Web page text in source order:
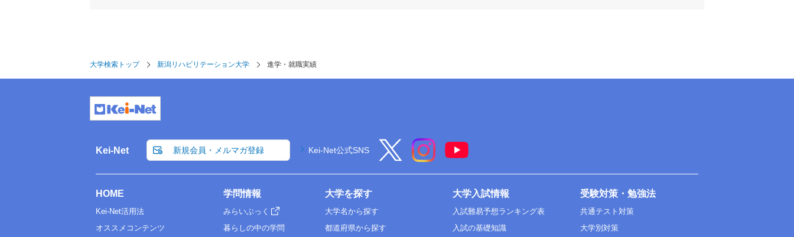
大学検索トップ 新潟リハビリテーション大学 進学・就職実績
Kei-Net 新規会員・メルマガ登録 Kei-Net公式SNS
HOME
Kei-Net活用法
オススメコンテンツ
学問情報
みらいぶっく
暮らしの中の学問
大学を探す
大学名から探す
都道府県から探す
大学入試情報
入試難易予想ランキング表
入試の基礎知識
受験対策・勉強法
共通テスト対策
大学別対策